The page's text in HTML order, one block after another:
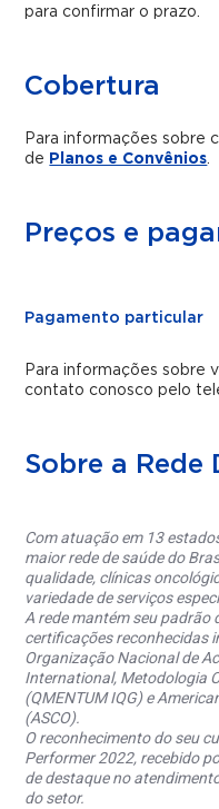
para confirmar o prazo.
Cobertura
Para informações sobre
de Planos e Convênios.
Preços e
Pagamento particular
Para informações sobre
contato conosco pelo
Sobre a Rede
Com atuação em 13
maior rede de saúde do
qualidade, clínicas
variedade de serviços
A rede mantém seu padrão
certificações reconhecidas
Organização Nacional de
International, Metodologia
(QMENTUM IQG) e
(ASCO).
O reconhecimento do seu
Performer 2022, recebido
de destaque no
do setor.